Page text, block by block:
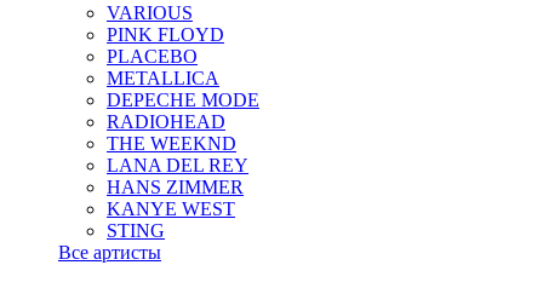
VARIOUS
PINK FLOYD
PLACEBO
METALLICA
DEPECHE MODE
RADIOHEAD
THE WEEKND
LANA DEL REY
HANS ZIMMER
KANYE WEST
STING
Все артисты